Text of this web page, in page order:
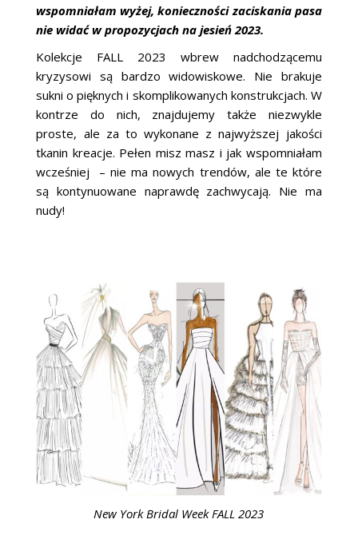
wspomniałam wyżej, konieczności zaciskania pasa
nie widać w propozycjach na jesień 2023.
Kolekcje FALL 2023 wbrew nadchodzącemu
kryzysowi są bardzo widowiskowe. Nie brakuje
sukni o pięknych i skomplikowanych konstrukcjach. W
kontrze do nich, znajdujemy także niezwykle
proste, ale za to wykonane z najwyższej jakości
tkanin kreacje. Pełen misz masz i jak wspomniałam
wcześniej – nie ma nowych trendów, ale te które
są kontynuowane naprawdę zachwycają. Nie ma
nudy!
New York Bridal Week FALL 2023